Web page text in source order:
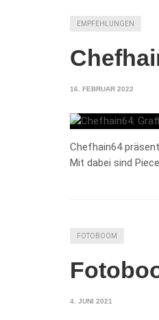
EMPFEHLUNGEN
16. FEBRUAR 2022
Chefhain64
Mit dabei sind
FOTOBOOM
4. JUNI 2021